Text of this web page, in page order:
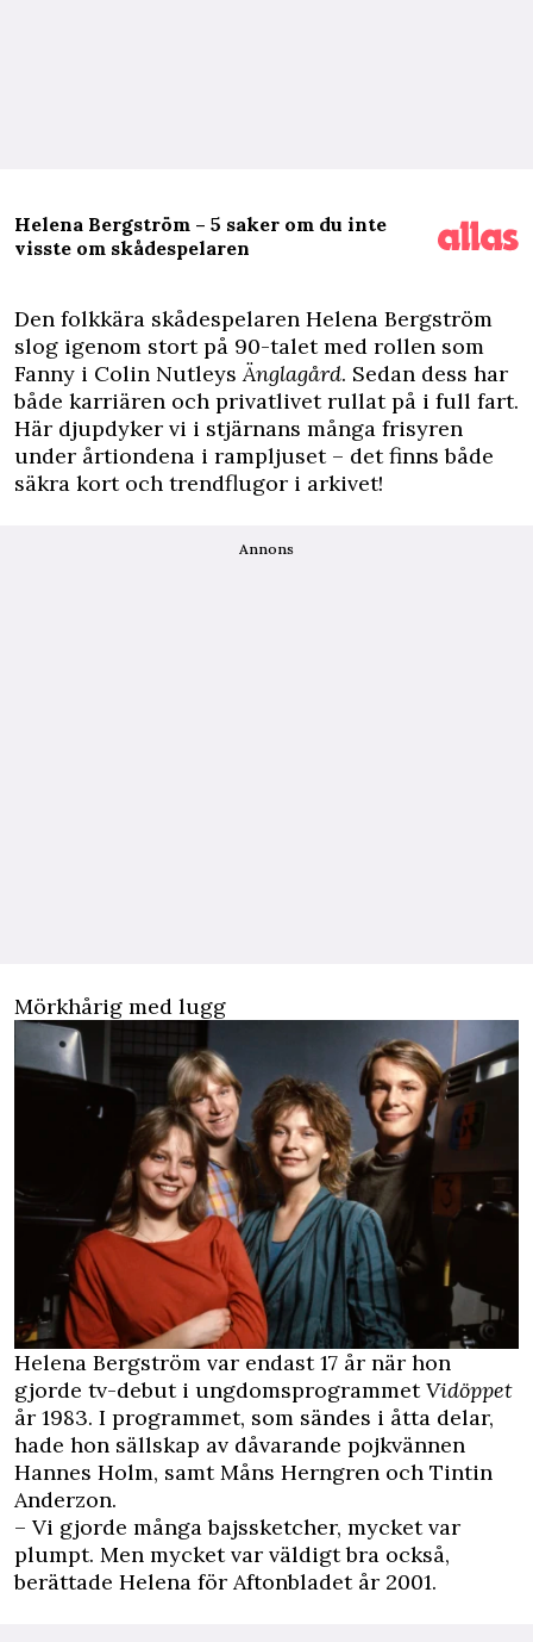
Helena Bergström – 5 saker om du inte
visste om skådespelaren
Den folkkära skådespelaren Helena Bergström
slog igenom stort på 90-talet med rollen som
Fanny i Colin NutleysÄnglagård. Sedan dess har
både karriären och privatlivet rullat på i full fart.
Här djupdyker vi i stjärnans många frisyren
under årtiondena i rampljuset – det finns både
säkra kort och trendflugor i arkivet!
Annons
Mörkhårig med lugg
Helena Bergström var endast 17 år när hon
gjorde tv-debut i ungdomsprogrammetVidöppet
år 1983. I programmet, som sändes i åtta delar,
hade hon sällskap av dåvarande pojkvännen
Hannes Holm, samt Måns Herngren och Tintin
Anderzon.
– Vi gjorde många bajssketcher, mycket var
plumpt. Men mycket var väldigt bra också,
berättade Helena för Aftonbladetår 2001.